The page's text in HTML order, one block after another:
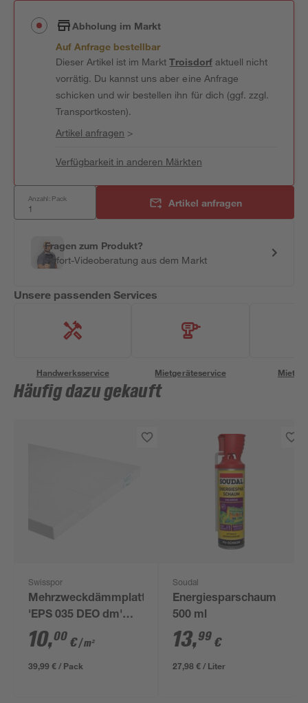
Abholung im Markt
Auf Anfrage bestellbar
Dieser Artikel ist im MarktTroisdorfaktuell nicht
vorrätig. Du kannst uns aber eine Anfrage
schicken und wir bestellen ihn für dich (ggf. zzgl.
Transportkosten).
Artikel anfragen >
Verfügbarkeit in anderen Märkten
Anzahl: Pack Artikel anfragen
Fragen zum Produkt?
Sofort-Videoberatung aus dem Markt
Unsere passenden Services
Handwerksservice Mietgeräteservice
Häufig dazu gekauft
Swisspor
Mehrzweckdämmplatte
'EPS 035 DEO dm'
1000 x 500 x 60 mm
10,00 €/ m²
39,99 € / Pack
Soudal
Energiesparschaum
500 ml
13,99 €
27,98 € / Liter